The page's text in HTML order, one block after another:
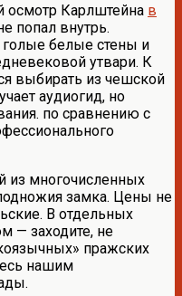
осмотр Карлштейна в
попал внутрь.
голые белые стены и
утвари. К
выбирать из чешской
аудиогид, но
по сравнению с
из многочисленных
замка. Цены не
В отдельных
— заходите, не
пражских
нашим